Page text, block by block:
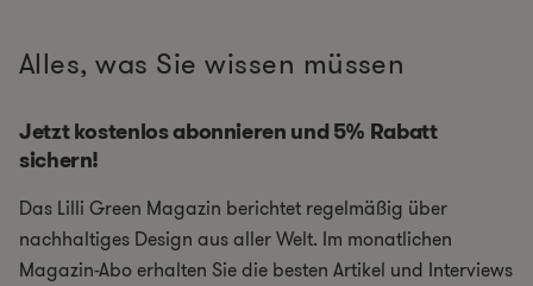
Alles, was Sie wissen müssen
Jetzt kostenlos abonnieren und 5% Rabatt
sichern!
Das Lilli Green Magazin berichtet regelmäßig über
nachhaltiges Design aus aller Welt. Im monatlichen
Magazin-Abo erhalten Sie die besten Artikel und Interviews